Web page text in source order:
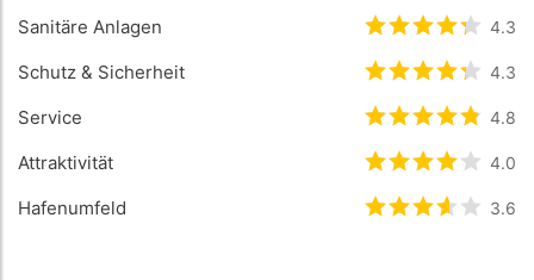
Sanitäre Anlagen bewertet4.3/
4.3
Schutz & Sicherheit bewertet4.3/
4.3
Service bewertet4.8/
4.8
Attraktivität bewertet4 /5
4.0
Hafenumfeld bewertet3.6/
3.6